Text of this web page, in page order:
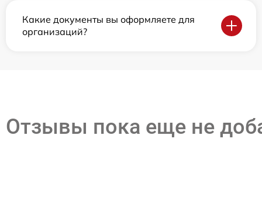
Какие документы вы оформляете для
организаций?
Отзывы пока еще не